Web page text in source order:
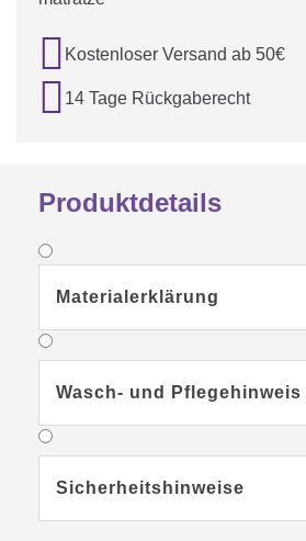
 Kostenloser Versand ab 50€
 14 Tage Rückgaberecht
Produktdetails
Materialerklärung
Wasch- und Pflegehinweis
Sicherheitshinweise